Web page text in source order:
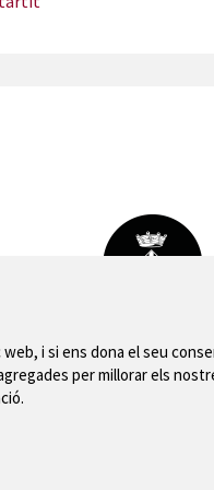
i si ens dona el seu
per millorar els